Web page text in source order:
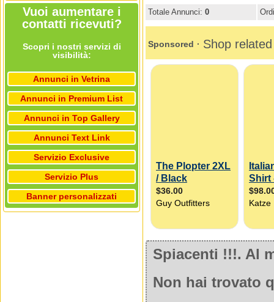
Vuoi aumentare i
contatti ricevuti?
Scopri i nostri servizi di
visibilità:
Annunci in Vetrina
Annunci in Premium List
Annunci in Top Gallery
Annunci Text Link
Servizio Exclusive
Servizio Plus
Banner personalizzati
Totale Annunci: 0
Spiacenti !!!. Al
Non hai trovato